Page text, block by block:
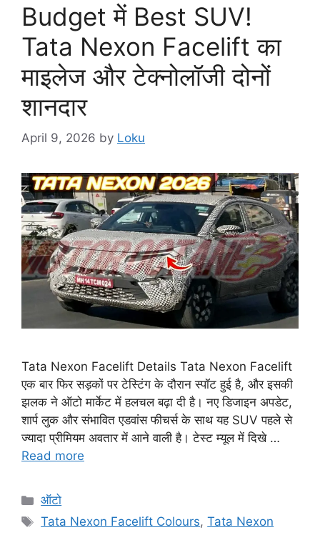
Budget में Best SUV!
Tata Nexon Facelift का
माइलेज और टेक्नोलॉजी दोनों
शानदार
April 9, 2026 by Loku
Tata Nexon Facelift Details Tata Nexon Facelift
एक बार फिर सड़कों पर टेस्टिंग के दौरान स्पॉट हुई है, और इसकी
झलक ने ऑटो मार्केट में हलचल बढ़ा दी है। नए डिजाइन अपडेट,
शार्प लुक और संभावित एडवांस फीचर्स के साथ यह SUV पहले से
ज्यादा प्रीमियम अवतार में आने वाली है। टेस्ट म्यूल में दिखे …
Read more
Categories
ऑटो
Tags
Tata Nexon Facelift Colours,Tata Nexon